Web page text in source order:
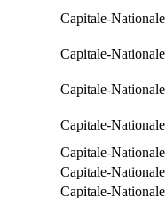
Capitale-Nationale
Capitale-Nationale
Capitale-Nationale
Capitale-Nationale
Capitale-Nationale
Capitale-Nationale
Capitale-Nationale